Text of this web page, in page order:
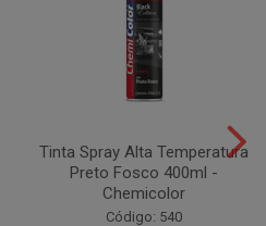
Tinta Spray Alta Temperatura
Preto Fosco 400ml -
Chemicolor
Código: 540